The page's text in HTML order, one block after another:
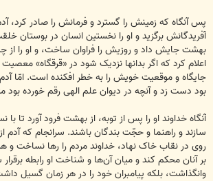
پس آنگاه که زمینش را گسترد و فرمانش را صادر کرد،
آفریدگانش برگزید و او را نخستین انسان در بوستان
بهشت جایش داد و روزیش را فراوان ساخت، و او را از
اعلام کرد که اگر بدانها نزدیک شود در «قرقگاه»
جایگاه و موقعیت خویش را به خطر افکنده است. امّا
بود دست زد و آنچه در دیوان علم الهی رقم خورده
آنگاه خداوند او را پس از توبه، از بهشت فرود آورد تا با
سازند و راهنما و حجّت بندگان باشند. سرانجام که آدم
روی در نقاب خاک نهاد، خداوند مردم را رها نساخت و
بر آنان محکم کند و میان آن‌ها و شناخت او رابطه
وانگذاشت، بلکه پیامبران خود را در هر زمان گسیل